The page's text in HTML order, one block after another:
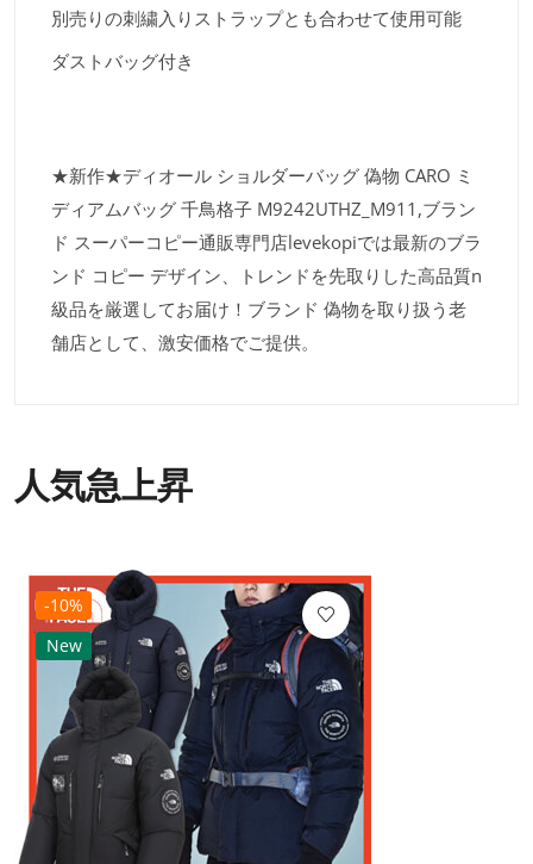
別売りの刺繍入りストラップとも合わせて使用可能
ダストバッグ付き
★新作★ディオール ショルダーバッグ 偽物 CARO ミ
ディアムバッグ 千鳥格子 M9242UTHZ_M911,ブラン
ド スーパーコピー通販専門店levekopiでは最新のブラ
ンド コピー デザイン、トレンドを先取りした高品質n
級品を厳選してお届け！ブランド 偽物を取り扱う老
舗店として、激安価格でご提供。
人気急上昇
-10%
New